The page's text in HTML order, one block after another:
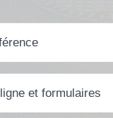
et formulaires